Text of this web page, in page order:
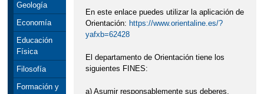
Geología
Economía
Educación
Física
Filosofía
Formación y
En este enlace puedes utilizar la aplicación de
Orientación: https://www.orientaline.es/?
yafxb=62428
El departamento de Orientación tiene los
siguientes FINES:
a) Asumir responsablemente sus deberes,